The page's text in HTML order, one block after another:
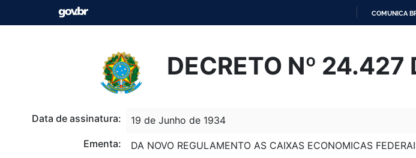
O
COMUNICA
DECRETO Nº 24.427
Data de assinatura:
19 de Junho de 1934
Ementa:
DA NOVO REGULAMENTO AS CAIXAS ECONOMICAS